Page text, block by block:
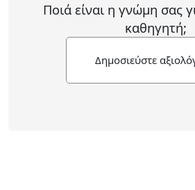
Ποιά είναι η γνώμη σας
καθηγητή;
Δημοσιεύστε